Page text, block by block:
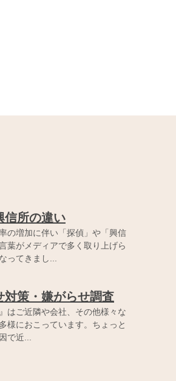
信所の違い
の増加に伴い「探偵」や「興信
葉がメディアで多く取り上げら
ってきまし...
対策・嫌がらせ調査
はご近隣や会社、その他様々な
様におこっています。ちょっと
で近...